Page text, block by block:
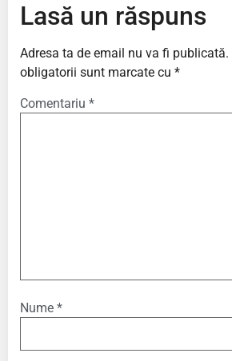
Lasă un răspuns
Adresa ta de email nu va fi publicată.
obligatorii sunt marcate cu *
Comentariu *
Nume *